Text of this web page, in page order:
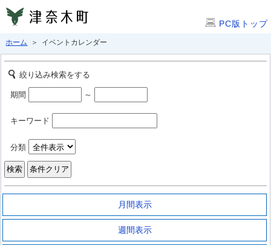
PC版トップ
ホーム ＞ イベントカレンダー
絞り込み検索をする
期間 ～
キーワード
分類
月間表示
週間表示